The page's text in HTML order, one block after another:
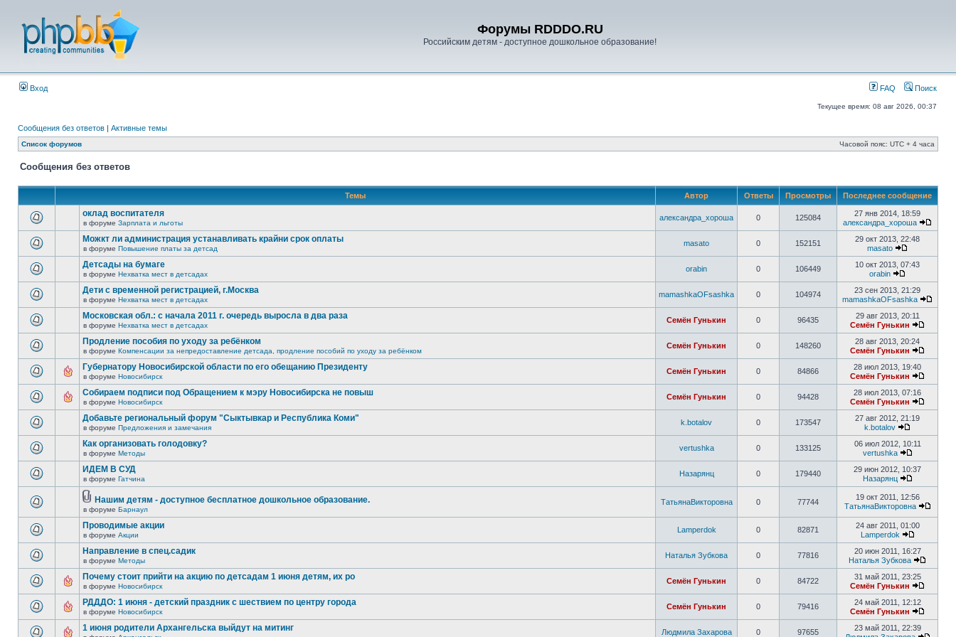
Форумы RDDDO.RU
Российским детям - доступное дошкольное образование!
Вход FAQ Поиск
Текущее время: 08 авг 2026, 00:37
Сообщения без ответов | Активные темы
Список форумов Часовой пояс: UTC + 4 часа
Сообщения без ответов
Темы Автор Ответы Просмотры Последнее сообщение
оклад воспитателя
в форуме Зарплата и льготы
александра_хороша 0 125084
27 янв 2014, 18:59
александра_хороша
Можкт ли администрация устанавливать крайни срок оплаты
в форуме Повышение платы за детсад
masato 0 152151
29 окт 2013, 22:48
masato
Детсады на бумаге
в форуме Нехватка мест в детсадах
orabin 0 106449
10 окт 2013, 07:43
orabin
Дети с временной регистрацией, г.Москва
в форуме Нехватка мест в детсадах
mamashkaOFsashka 0 104974
23 сен 2013, 21:29
mamashkaOFsashka
Московская обл.: с начала 2011 г. очередь выросла в два раза
в форуме Нехватка мест в детсадах
Семён Гунькин 0 96435
29 авг 2013, 20:11
Семён Гунькин
Продление пособия по уходу за ребёнком
в форуме Компенсации за непредоставление детсада, продление пособий по уходу за ребёнком
Семён Гунькин 0 148260
28 авг 2013, 20:24
Семён Гунькин
Губернатору Новосибирской области по его обещанию Президенту
в форуме Новосибирск
Семён Гунькин 0 84866
28 июл 2013, 19:40
Семён Гунькин
Собираем подписи под Обращением к мэру Новосибирска не повыш
в форуме Новосибирск
Семён Гунькин 0 94428
28 июл 2013, 07:16
Семён Гунькин
Добавьте региональный форум "Сыктывкар и Республика Коми"
в форуме Предложения и замечания
k.botalov 0 173547
27 авг 2012, 21:19
k.botalov
Как организовать голодовку?
в форуме Методы
vertushka 0 133125
06 июл 2012, 10:11
vertushka
ИДЕМ В СУД
в форуме Гатчина
Назарянц 0 179440
29 июн 2012, 10:37
Назарянц
Нашим детям - доступное бесплатное дошкольное образование.
в форуме Барнаул
ТатьянаВикторовна 0 77744
19 окт 2011, 12:56
ТатьянаВикторовна
Проводимые акции
в форуме Акции
Lamperdok 0 82871
24 авг 2011, 01:00
Lamperdok
Направление в спец.садик
в форуме Методы
Наталья Зубкова 0 77816
20 июн 2011, 16:27
Наталья Зубкова
Почему стоит прийти на акцию по детсадам 1 июня детям, их ро
в форуме Новосибирск
Семён Гунькин 0 84722
31 май 2011, 23:25
Семён Гунькин
РДДДО: 1 июня - детский праздник с шествием по центру города
в форуме Новосибирск
Семён Гунькин 0 79416
24 май 2011, 12:12
Семён Гунькин
1 июня родители Архангельска выйдут на митинг Людмила Захарова 0 97655
23 май 2011, 22:39